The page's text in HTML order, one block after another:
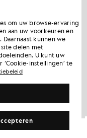
om uw browse-ervaring
aan uw voorkeuren en
kunnen we
delen met
U kunt uw
‘Cookie-instellingen’ te